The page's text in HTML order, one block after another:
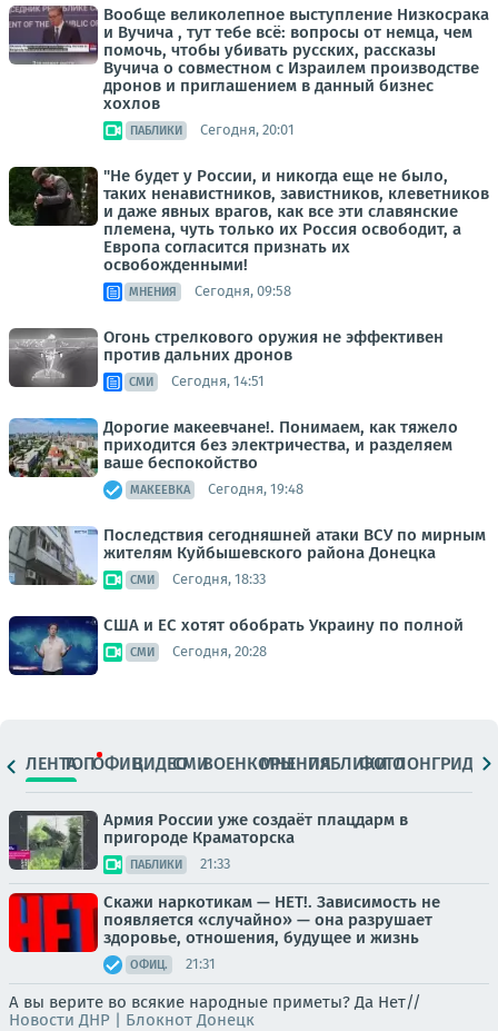
Вообще великолепное выступление Низкосрака
и Вучича , тут тебе всё: вопросы от немца, чем
помочь, чтобы убивать русских, рассказы
Вучича о совместном с Израилем производстве
дронов и приглашением в данный бизнес
хохлов
ПАБЛИКИ Сегодня, 20:01
"Не будет у России, и никогда еще не было,
таких ненавистников, завистников, клеветников
и даже явных врагов, как все эти славянские
племена, чуть только их Россия освободит, а
Европа согласится признать их
освобожденными!
МНЕНИЯ Сегодня, 09:58
Огонь стрелкового оружия не эффективен
против дальних дронов
СМИ Сегодня, 14:51
Дорогие макеевчане!. Понимаем, как тяжело
приходится без электричества, и разделяем
ваше беспокойство
МАКЕЕВКА Сегодня, 19:48
Последствия сегодняшней атаки ВСУ по мирным
жителям Куйбышевского района Донецка
СМИ Сегодня, 18:33
США и ЕС хотят обобрать Украину по полной
СМИ Сегодня, 20:28
ЛЕНТАТОПОФИЦ.ВИДЕОСМИВОЕНКОРЫМНЕНИЯПАБЛИКИ
ФОТОЛОНГРИДЫ
Армия России уже создаёт плацдарм в
пригороде Краматорска
ПАБЛИКИ 21:33
Скажи наркотикам — НЕТ!. Зависимость не
появляется «случайно» — она разрушает
здоровье, отношения, будущее и жизнь
ОФИЦ. 21:31
А вы верите во всякие народные приметы? Да Нет//
Новости ДНР | Блокнот Донецк